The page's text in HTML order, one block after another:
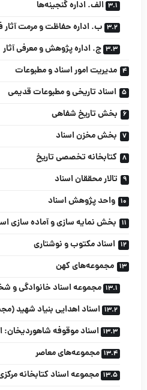
الف. اداره گنجینه‌ها
ب. اداره حفاظت و مرمت آثار
ج. اداره پژوهش و معرفی آثار
مدیریت امور اسناد و مطبوعات
اسناد تاریخی و مطبوعات قدیمی
بخش تاریخ شفاهی
بخش مخزن اسناد
کتابخانه تخصصی تاریخ
تالار محققان اسناد
واحد پژوهش اسناد
بخش نمایه سازی و آماده سازی
اسناد مکتوب و نوشتاری
مجموعه‌های کهن
مجموعه اسناد خانوادگی و
اسناد اهدایی بنیاد شهید
اسناد موقوفه
مجموعه‌های معاصر
مجموعه اسناد کتابخانه